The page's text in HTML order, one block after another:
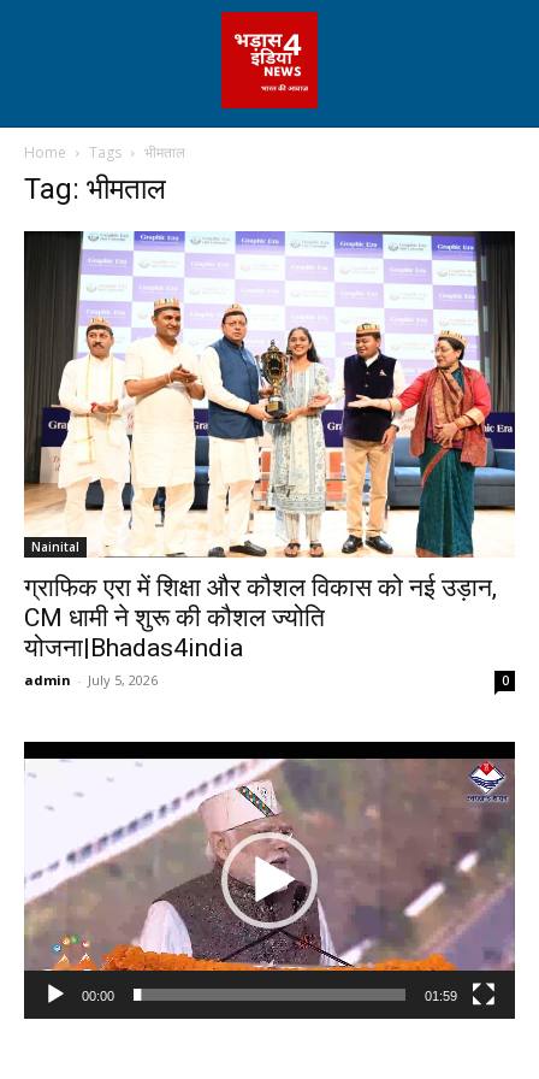
Home Tags भीमताल
Tag: भीमताल
Nainital
ग्राफिक एरा में शिक्षा और कौशल विकास को नई उड़ान,
CM धामी ने शुरू की कौशल ज्योति
योजना|Bhadas4india
admin - July 5, 2026 0
Video
Player
00:00 01:59